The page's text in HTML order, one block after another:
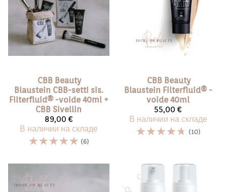
CBB Beauty
Blaustein CBB-setti sis.
Filterfluid®️ -voide 40ml +
CBB Sivellin
89,00 €
В наличии на складе
☆☆☆☆☆ (6)
CBB Beauty
Blaustein Filterfluid®️ -
voide 40ml
55,00 €
В наличии на складе
☆☆☆☆☆ (10)